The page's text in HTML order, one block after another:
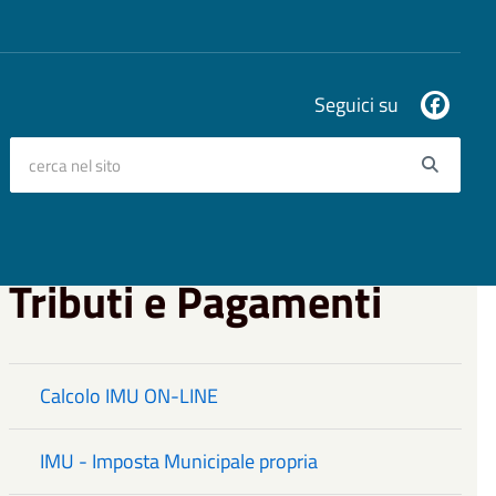
Seguici su
Tributi e Pagamenti
Calcolo IMU ON-LINE
IMU - Imposta Municipale propria